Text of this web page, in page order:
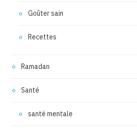
Goûter sain
Recettes
Ramadan
Santé
santé mentale